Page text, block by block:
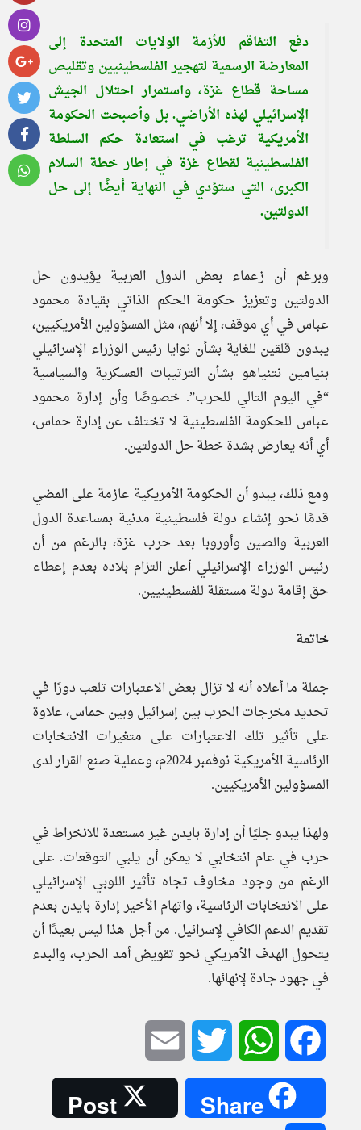
دفع التفاقم للأزمة الولايات المتحدة إلى
المعارضة الرسمية لتهجير الفلسطينيين وتقليص
مساحة قطاع غزة، واستمرار احتلال الجيش
الإسرائيلي لهذه الأراضي. بل وأصبحت الحكومة
الأمريكية ترغب في استعادة حكم السلطة
الفلسطينية لقطاع غزة في إطار خطة السلام
الكبرى، التي ستؤدي في النهاية أيضًا إلى حل
الدولتين.
وبرغم أن زعماء بعض الدول العربية يؤيدون حل
الدولتين وتعزيز حكومة الحكم الذاتي بقيادة محمود
عباس في أي موقف، إلا أنهم، مثل المسؤولين الأمريكيين،
يبدون قلقين للغاية بشأن نوايا رئيس الوزراء الإسرائيلي
بنيامين نتنياهو بشأن الترتيبات العسكرية والسياسية
“في اليوم التالي للحرب”. خصوصًا وأن إدارة محمود
عباس للحكومة الفلسطينية لا تختلف عن إدارة حماس،
أي أنه يعارض بشدة خطة حل الدولتين.
ومع ذلك، يبدو أن الحكومة الأمريكية عازمة على المضي
قدمًا نحو إنشاء دولة فلسطينية مدنية بمساعدة الدول
العربية والصين وأوروبا بعد حرب غزة، بالرغم من أن
رئيس الوزراء الإسرائيلي أعلن التزام بلاده بعدم إعطاء
حق إقامة دولة مستقلة للفسطينيين.
خاتمة
جملة ما أعلاه أنه لا تزال بعض الاعتبارات تلعب دورًا في
تحديد مخرجات الحرب بين إسرائيل وبين حماس، علاوة
على تأثير تلك الاعتبارات على متغيرات الانتخابات
الرئاسية الأمريكية نوفمبر 2024م، وعملية صنع القرار لدى
المسؤولين الأمريكيين.
ولهذا يبدو جليًا أن إدارة بايدن غير مستعدة للانخراط في
حرب في عام انتخابي لا يمكن أن يلبي التوقعات. على
الرغم من وجود مخاوف تجاه تأثير اللوبي الإسرائيلي
على الانتخابات الرئاسية، واتهام الأخير إدارة بايدن بعدم
تقديم الدعم الكافي لإسرائيل. من أجل هذا ليس بعيدًا أن
يتحول الهدف الأمريكي نحو تقويض أمد الحرب، والبدء
في جهود جادة لإنهائها.
Facebook
WhatsApp
Twitter
Share
Post